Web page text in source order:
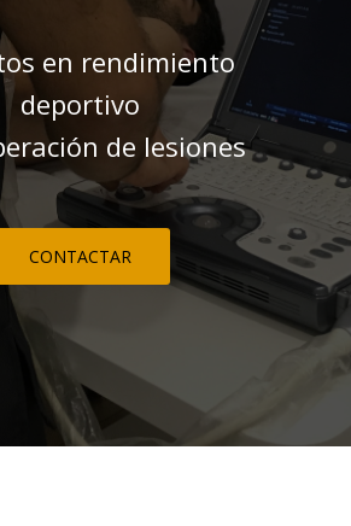
en rendimiento
deportivo
de lesiones
CONTACTAR